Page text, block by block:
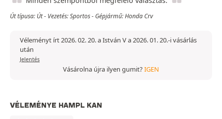
Út típusa: Út - Vezetés: Sportos - Gépjármű: Honda Crv
Véleményt írt 2026. 02. 20. a István V a 2026. 01. 20.-i vásárlás
után
Jelentés
Vásárolna újra ilyen gumit?IGEN
VÉLEMÉNYE HAMPL KAN